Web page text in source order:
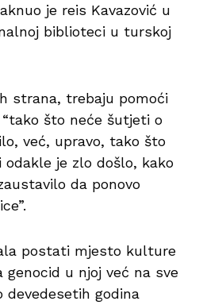
je reis Kavazović u
biblioteci u turskoj
strana, trebaju pomoći
što neće šutjeti o
već, upravo, tako što
je zlo došlo, kako
da ponovo
postati mjesto kulture
genocid u njoj već na sve
devedesetih godina